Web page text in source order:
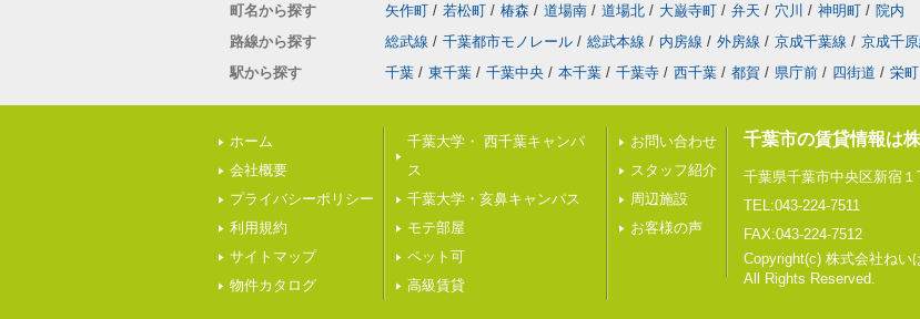
町名から探す
矢作町 / 若松町 / 椿森 / 道場南 / 道場北 / 大巌寺町 / 弁天 / 穴川 / 神明町 / 院内
路線から探す
総武線 / 千葉都市モノレール / 総武本線 / 内房線 / 外房線 / 京成千葉線 / 京成千
駅から探す
千葉 / 東千葉 / 千葉中央 / 本千葉 / 千葉寺 / 西千葉 / 都賀 / 県庁前 / 四街道 / 栄町
ホーム
会社概要
プライバシーポリシー
利用規約
サイトマップ
物件カタログ
千葉大学・ 西千葉キャンパ
ス
千葉大学・亥鼻キャンパス
モテ部屋
ペット可
高級賃貸
お問い合わせ
スタッフ紹介
周辺施設
お客様の声
千葉市の賃貸情報は
千葉県千葉市中央区新宿
TEL:043-224-7511
FAX:043-224-7512
Copyright(c) 株式会社ねい
All Rights Reserved.